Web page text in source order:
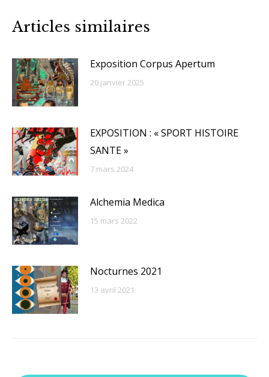
Articles similaires
Exposition Corpus Apertum
20 janvier 2025
EXPOSITION : « SPORT HISTOIRE
SANTE »
7 mars 2024
Alchemia Medica
15 mars 2022
Nocturnes 2021
13 avril 2021